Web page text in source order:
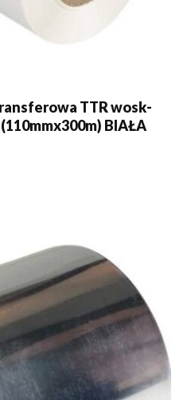
TTR wosk-
BIAŁA